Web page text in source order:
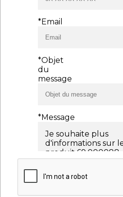
*Email
*Objet
du
message
*Message